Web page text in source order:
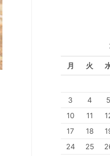
月 火
3
4 5
10
11
17
18
24
25